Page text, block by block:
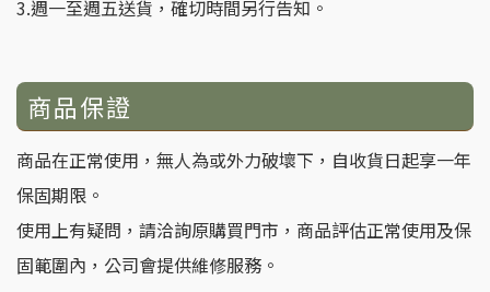
3.週一至週五送貨，確切時間另行告知。
商品保證
商品在正常使用，無人為或外力破壞下，自收貨日起享一年
保固期限。
使用上有疑問，請洽詢原購買門市，商品評估正常使用及保
固範圍內，公司會提供維修服務。